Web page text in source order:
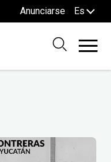
Anunciarse Es